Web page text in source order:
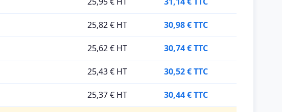
25,82 € HT 30,98 € TTC
25,62 € HT 30,74 € TTC
25,43 € HT 30,52 € TTC
25,37 € HT 30,44 € TTC